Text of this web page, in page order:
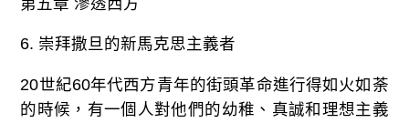
6. 崇拜撒旦的新馬克思主義者
20世紀60年代西方青年的街頭革命進行得如火如荼
的時候，有一個人對他們的幼稚、真誠和理想主義